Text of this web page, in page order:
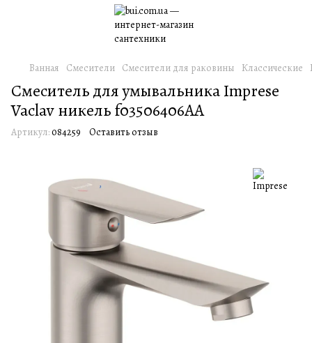
Ванная Смесители Смесители для раковины Классические
Смеситель для умывальника Imprese
Vaclav никель f03506406AA
Артикул:084259 Оставить отзыв